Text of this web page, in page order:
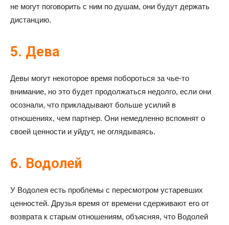
не могут поговорить с ним по душам, они будут держать
дистанцию.
5. Дева
Девы могут некоторое время побороться за чье-то
внимание, но это будет продолжаться недолго, если они
осознали, что прикладывают больше усилий в
отношениях, чем партнер. Они немедленно вспомнят о
своей ценности и уйдут, не оглядываясь.
6. Водолей
У Водолея есть проблемы с пересмотром устаревших
ценностей. Друзья время от времени сдерживают его от
возврата к старым отношениям, объясняя, что Водолей